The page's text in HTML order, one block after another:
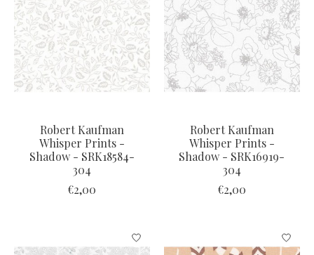
Robert Kaufman
Whisper Prints -
Shadow - SRK18584-
304
€2,00
Robert Kaufman
Whisper Prints -
Shadow - SRK16919-
304
€2,00